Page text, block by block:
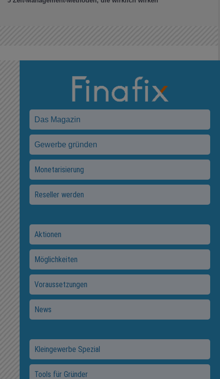
Das Magazin
Gewerbe gründen
Monetarisierung
Reseller werden
Aktionen
Möglichkeiten
Voraussetzungen
News
Kleingewerbe Spezial
Tools für Gründer